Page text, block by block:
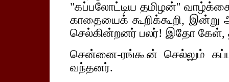
"கப்பலோட்டிய தமிழன்''
காதையைக் கூறிக்கூறி, இன்று
செல்கின்றனர் பலர்! இதோ கேள்,
சென்னை-ரங்கூன் செல்லும்
வந்தனர்.